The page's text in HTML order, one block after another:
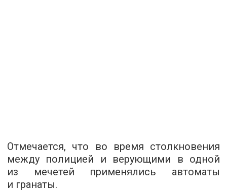
Отмечается, что во время столкновения
между полицией и верующими в одной
из мечетей применялись автоматы
и гранаты.